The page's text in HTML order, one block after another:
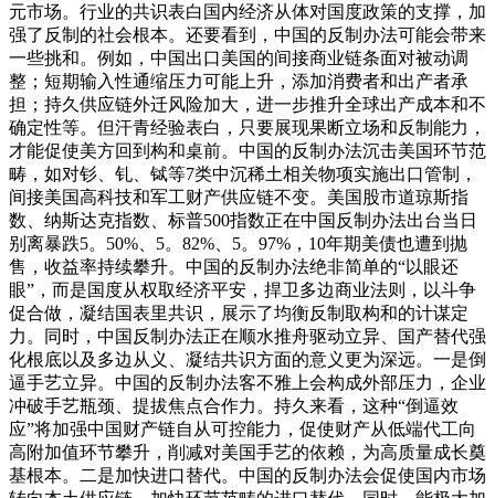
元市场。行业的共识表白国内经济从体对国度政策的支撑，加
强了反制的社会根本。还要看到，中国的反制办法可能会带来
一些挑和。例如，中国出口美国的间接商业链条面对被动调
整；短期输入性通缩压力可能上升，添加消费者和出产者承
担；持久供应链外迁风险加大，进一步推升全球出产成本和不
确定性等。但汗青经验表白，只要展现果断立场和反制能力，
才能促使美方回到构和桌前。中国的反制办法沉击美国环节范
畴，如对钐、钆、铽等7类中沉稀土相关物项实施出口管制，
间接美国高科技和军工财产供应链不变。美国股市道琼斯指
数、纳斯达克指数、标普500指数正在中国反制办法出台当日
别离暴跌5。50%、5。82%、5。97%，10年期美债也遭到抛
售，收益率持续攀升。中国的反制办法绝非简单的“以眼还
眼”，而是国度从权取经济平安，捍卫多边商业法则，以斗争
促合做，凝结国表里共识，展示了均衡反制取构和的计谋定
力。同时，中国反制办法正在顺水推舟驱动立异、国产替代强
化根底以及多边从义、凝结共识方面的意义更为深远。一是倒
逼手艺立异。中国的反制办法客不雅上会构成外部压力，企业
冲破手艺瓶颈、提拔焦点合作力。持久来看，这种“倒逼效
应”将加强中国财产链自从可控能力，促使财产从低端代工向
高附加值环节攀升，削减对美国手艺的依赖，为高质量成长奠
基根本。二是加快进口替代。中国的反制办法会促使国内市场